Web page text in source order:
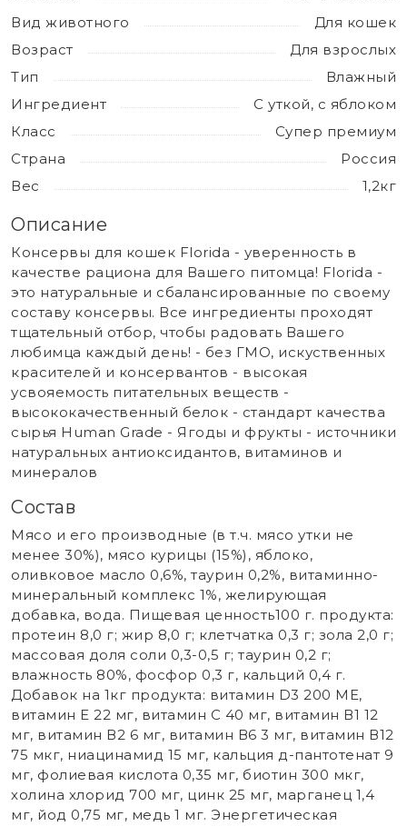
Вид животного
Для кошек
Возраст
Для взрослых
Тип
Влажный
Ингредиент
С уткой, с яблоком
Класс
Супер премиум
Страна
Россия
Вес
1,2кг
Описание
Консервы для кошек Florida - уверенность в
качестве рациона для Вашего питомца! Florida -
это натуральные и сбалансированные по своему
составу консервы. Все ингредиенты проходят
тщательный отбор, чтобы радовать Вашего
любимца каждый день! - без ГМО, искуственных
красителей и консервантов - высокая
усвояемость питательных веществ -
высококачественный белок - стандарт качества
сырья Human Grade - Ягоды и фрукты - источники
натуральных антиоксидантов, витаминов и
минералов
Состав
Мясо и его производные (в т.ч. мясо утки не
менее 30%), мясо курицы (15%), яблоко,
оливковое масло 0,6%, таурин 0,2%, витаминно-
минеральный комплекс 1%, желирующая
добавка, вода. Пищевая ценность100 г. продукта:
протеин 8,0 г; жир 8,0 г; клетчатка 0,3 г; зола 2,0 г;
массовая доля соли 0,3-0,5 г; таурин 0,2 г;
влажность 80%, фосфор 0,3 г, кальций 0,4 г.
Добавок на 1кг продукта: витамин D3 200 МЕ,
витамин E 22 мг, витамин С 40 мг, витамин В1 12
мг, витамин В2 6 мг, витамин В6 3 мг, витамин В12
75 мкг, ниацинамид 15 мг, кальция д-пантотенат 9
мг, фолиевая кислота 0,35 мг, биотин 300 мкг,
холина хлорид 700 мг, цинк 25 мг, марганец 1,4
мг, йод 0,75 мг, медь 1 мг. Энергетическая